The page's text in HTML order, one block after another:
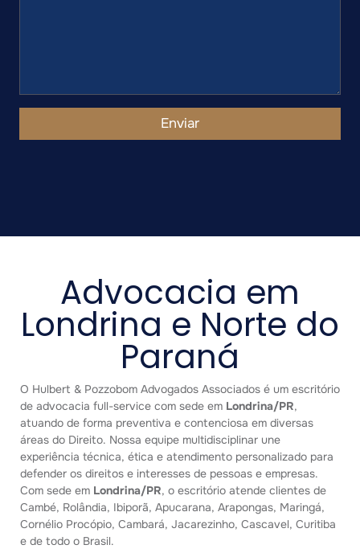
Enviar
Advocacia em
Londrina e Norte do
Paraná
O Hulbert & Pozzobom Advogados Associados é um escritório
de advocacia full-service com sede em Londrina/PR,
atuando de forma preventiva e contenciosa em diversas
áreas do Direito. Nossa equipe multidisciplinar une
experiência técnica, ética e atendimento personalizado para
defender os direitos e interesses de pessoas e empresas.
Com sede em Londrina/PR, o escritório atende clientes de
Cambé, Rolândia, Ibiporã, Apucarana, Arapongas, Maringá,
Cornélio Procópio, Cambará, Jacarezinho, Cascavel, Curitiba
e de todo o Brasil.